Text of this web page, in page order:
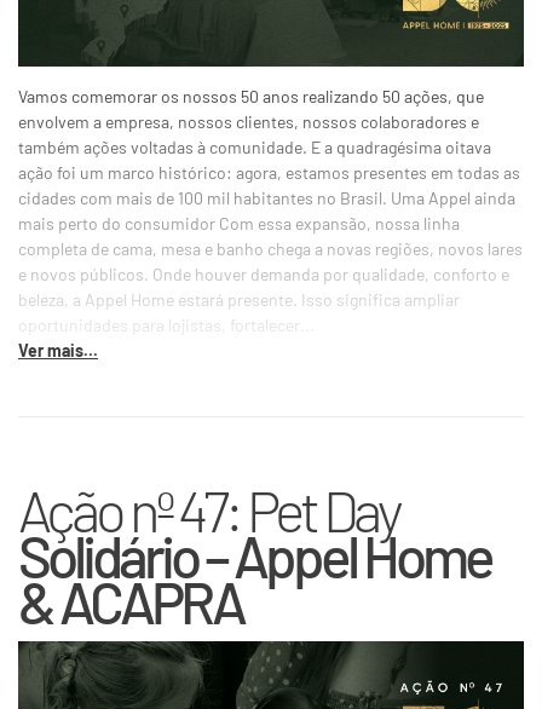
Vamos comemorar os nossos 50 anos realizando 50 ações, que
envolvem a empresa, nossos clientes, nossos colaboradores e
também ações voltadas à comunidade. E a quadragésima oitava
ação foi um marco histórico: agora, estamos presentes em todas as
cidades com mais de 100 mil habitantes no Brasil. Uma Appel ainda
mais perto do consumidor Com essa expansão, nossa linha
completa de cama, mesa e banho chega a novas regiões, novos lares
e novos públicos. Onde houver demanda por qualidade, conforto e
beleza, a Appel Home estará presente. Isso significa ampliar
oportunidades para lojistas, fortalecer...
Ver mais...
Ação nº 47: Pet Day
Solidário – Appel Home
& ACAPRA